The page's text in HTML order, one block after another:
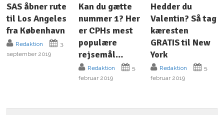
SAS åbner rute
til Los Angeles
fra København
Redaktion
3.
september 2019
Kan du gætte
nummer 1? Her
er CPHs mest
populære
rejsemål…
Redaktion
5.
februar 2019
Hedder du
Valentin? Så tag
kæresten
GRATIS til New
York
Redaktion
5.
februar 2019